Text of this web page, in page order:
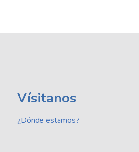
Vísitanos
¿Dónde estamos?